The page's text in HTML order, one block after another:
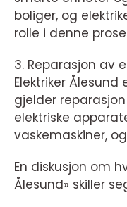
boliger, og
rolle i denne
3. Reparasjon av
Elektriker
gjelder
elektriske
vaskemaskiner,
En diskusjon om
Ålesund» skiller